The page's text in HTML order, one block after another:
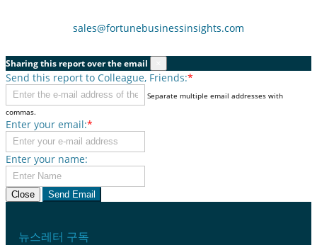
sales@fortunebusinessinsights.com
Sharing this report over the email
Send this report to Colleague, Friends:*
Separate multiple email addresses with
commas.
Enter your email:*
Enter your name:
Close Send Email
뉴스레터 구독